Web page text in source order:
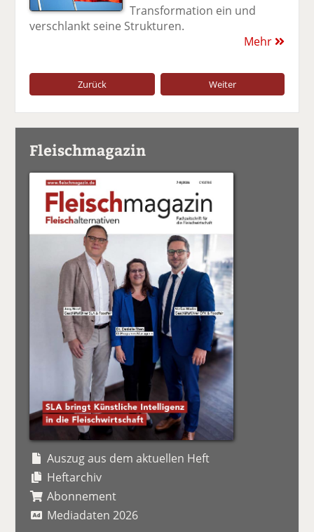
Transformation ein und
verschlankt seine Strukturen.
Mehr
Zurück Weiter
Fleischmagazin
Auszug aus dem aktuellen Heft
Heftarchiv
Abonnement
Mediadaten 2026